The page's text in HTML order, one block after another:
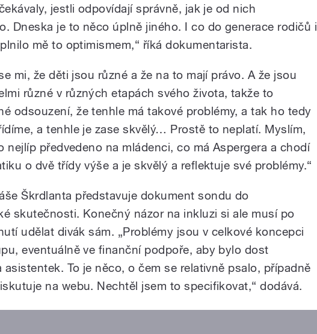
jestli odpovídají správně, jak je od nich
Dneska je to něco úplně jiného. I co do generace rodičů i
mě to optimismem,“ říká dokumentarista.
mi, že děti jsou různé a že na to mají právo. A že jsou
různé v různých etapách svého života, takže to
odsouzení, že tenhle má takové problémy, a tak ho tedy
a tenhle je zase skvělý… Prostě to neplatí. Myslím,
nejlíp předvedeno na mládenci, co má Aspergera a chodí
o dvě třídy výše a je skvělý a reflektuje své problémy.“
Škrdlanta představuje dokument sondu do
skutečnosti. Konečný názor na inkluzi si ale musí po
udělat divák sám. „Problémy jsou v celkové koncepci
eventuálně ve finanční podpoře, aby bylo dost
asistentek. To je něco, o čem se relativně psalo, případně
na webu. Nechtěl jsem to specifikovat,“ dodává.